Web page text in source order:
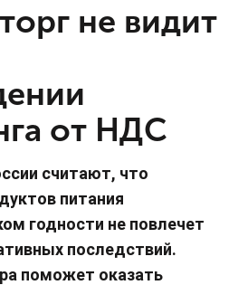
не видит
от НДС
считают, что
питания
годности не повлечет
последствий.
поможет оказать